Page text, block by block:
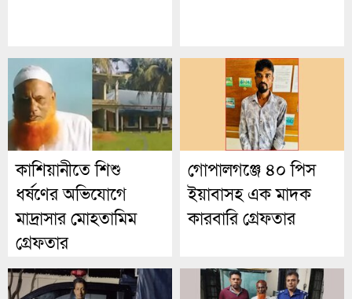
কাশিয়ানীতে শিশু
ধর্ষণের অভিযোগে
মাদ্রাসার মোহতামিম
গ্রেফতার
গোপালগঞ্জে ৪০ পিস
ইয়াবাসহ এক মাদক
কারবারি গ্রেফতার